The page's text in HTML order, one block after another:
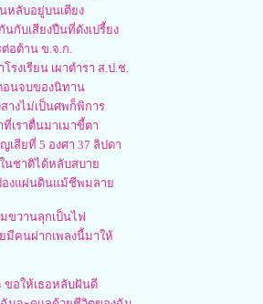
ลับอยู่บนเตียง
กับเสียงปืนที่ดังเปรี้ยง
อต้าน ข.จ.ก.
รงเรียน เผาตำรา ส.ป.ช.
อนจบของนิทาน
างไม่เป็นศพก็พิการ
ที่เราตื่นมาเมาขี้ตา
สียที่ 5 องศา 37 ลิปดา
นชาติได้หลับสบาย
องแผ่นดินแม้ชีพมลาย
ขวานลุกเป็นไฟ
ยมีคนฝากเพลงนี้มาให้
ขอให้เธอหลับฝันดี